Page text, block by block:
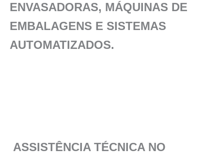
ENVASADORAS, MÁQUINAS DE
EMBALAGENS E SISTEMAS
AUTOMATIZADOS.
ASSISTÊNCIA TÉCNICA NO